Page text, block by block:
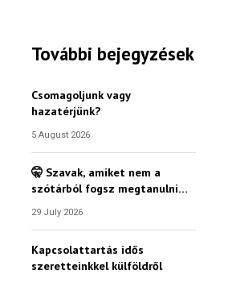
További bejegyzések
Csomagoljunk vagy
hazatérjünk?
5 August 2026
🤫 Szavak, amiket nem a
szótárból fogsz megtanulni…
29 July 2026
Kapcsolattartás idős
szeretteinkkel külföldről